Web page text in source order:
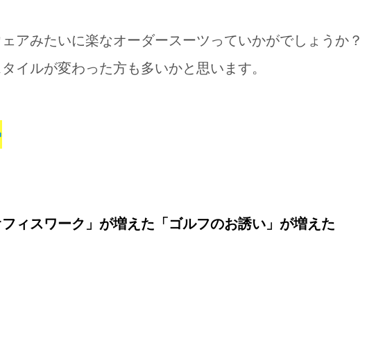
アみたいに楽なオーダースーツっていかがでしょうか？
イルが変わった方も多いかと思います。
ィスワーク」が増えた「ゴルフのお誘い」が増えた